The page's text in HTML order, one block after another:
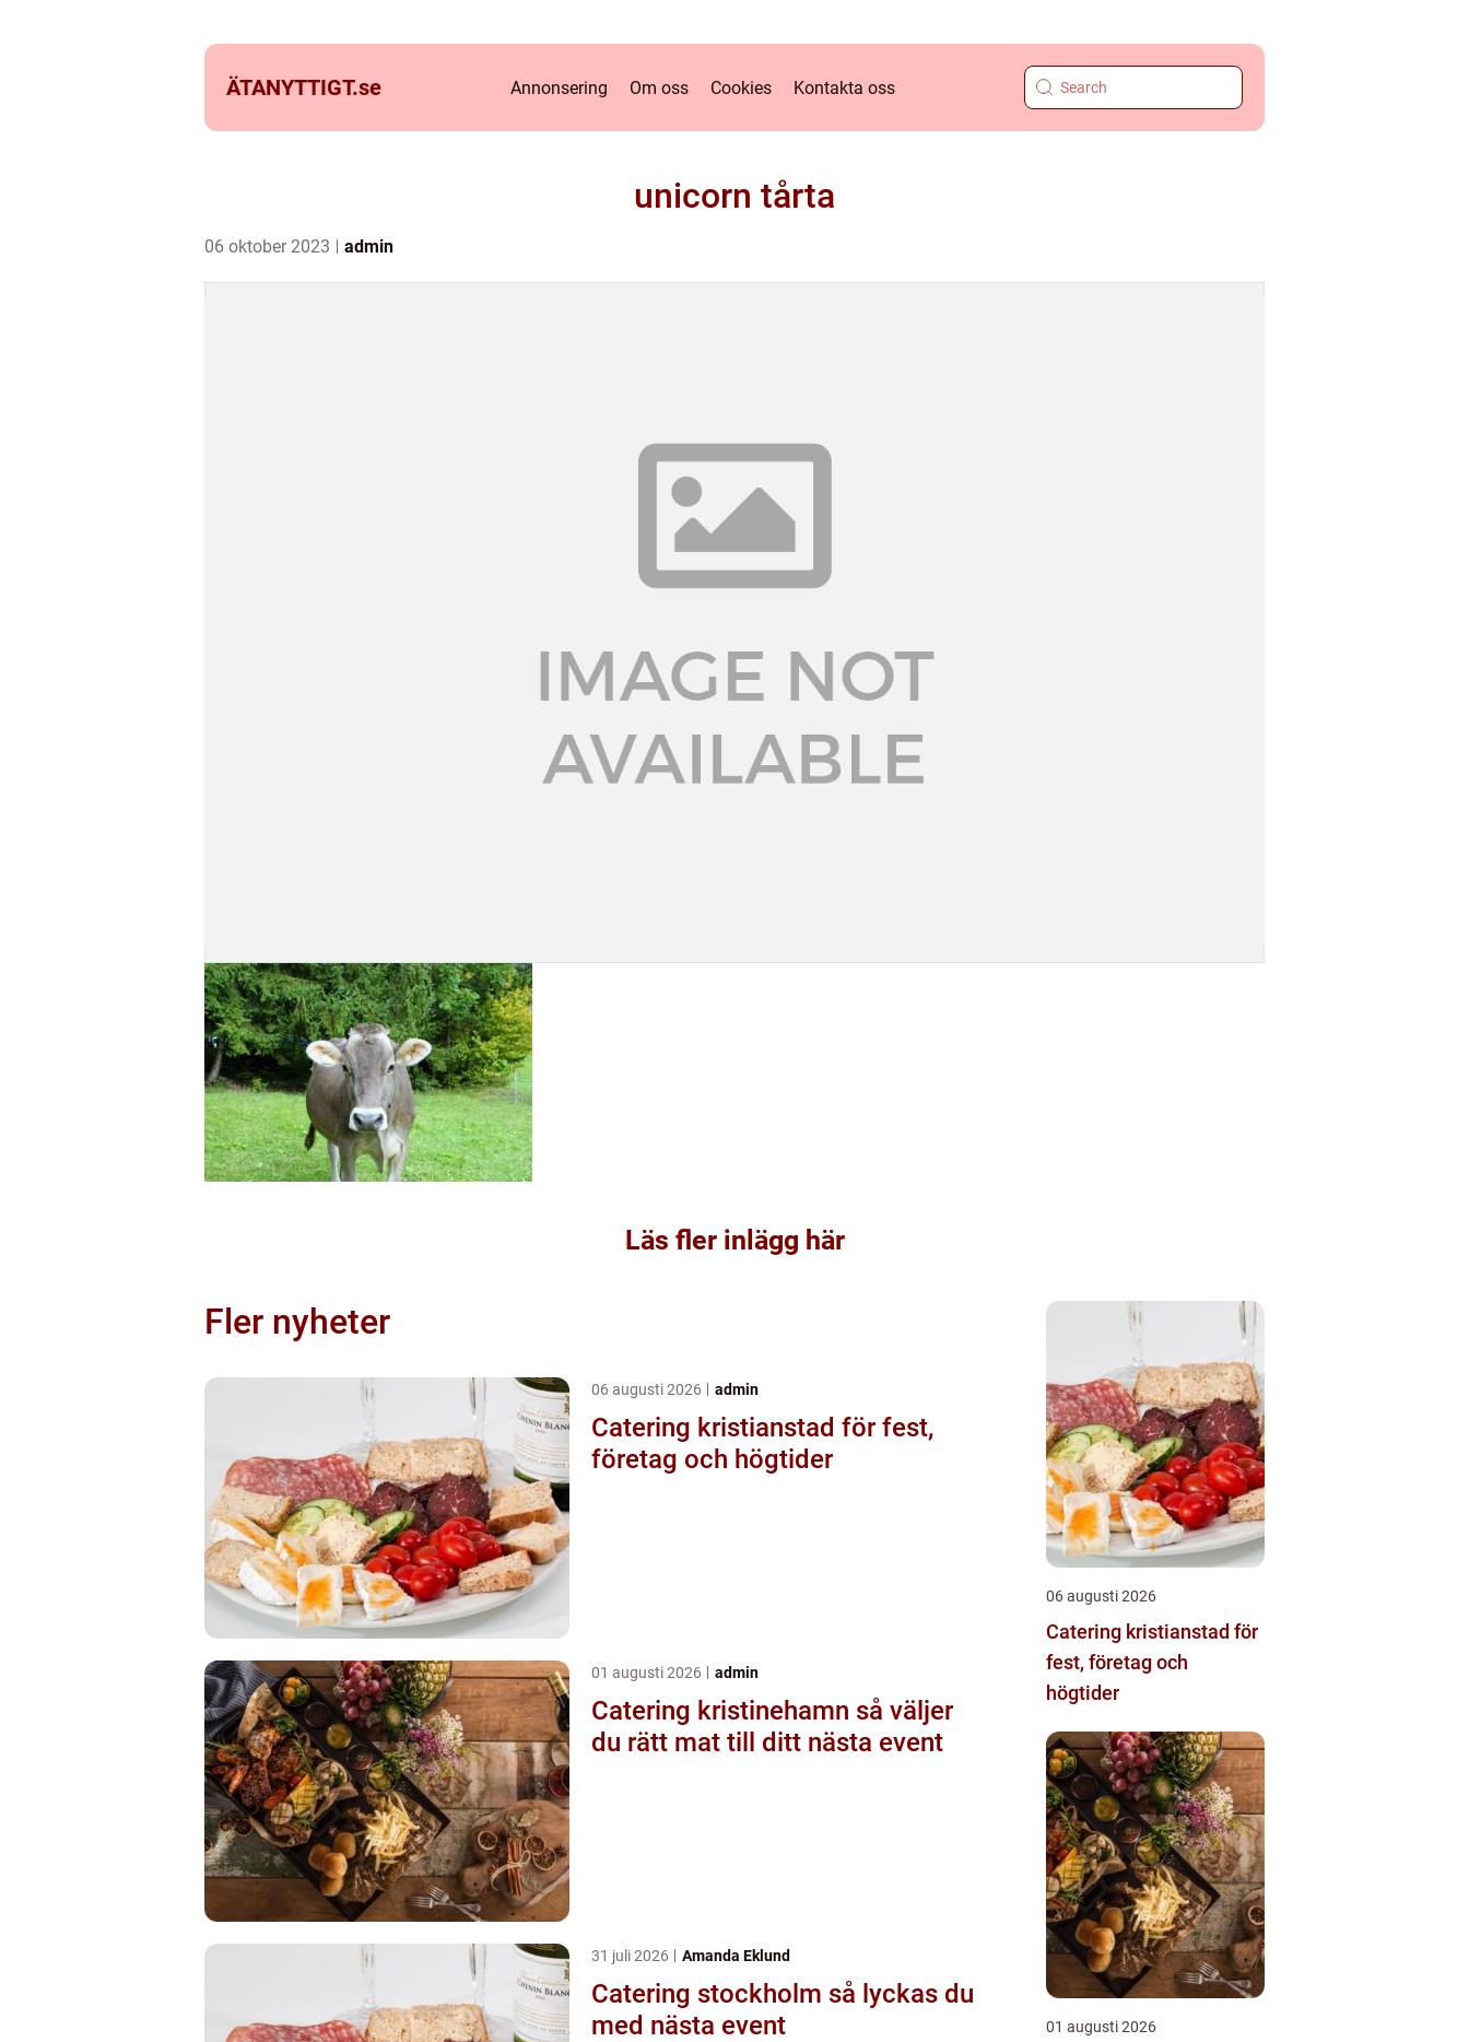
ÄTANYTTIGT.se Annonsering Om oss Cookies Kontakta oss
unicorn tårta
06 oktober 2023 admin
Läs fler inlägg här
Fler nyheter
06 augusti 2026 admin
Catering kristianstad för fest,
företag och högtider
01 augusti 2026 admin
Catering kristinehamn så väljer
du rätt mat till ditt nästa event
31 juli 2026 Amanda Eklund
Catering stockholm så lyckas du
med nästa event
06 augusti 2026
Catering kristianstad för
fest, företag och
högtider
01 augusti 2026